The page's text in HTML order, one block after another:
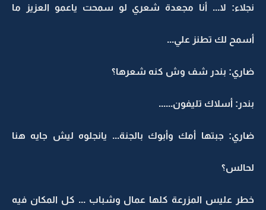
نجلاء: لا... أنا مجعدة شعري لو سمحت ياعمو العزيز ما
أسمح لك تطنز علي...
ضاري: بندر شف وش كنه شعرها؟
بندر: أسلاك تليفون......
ضاري: جبتها أمك وأبوك بالجنة... يانجلوه ليش جايه هنا
لحالس؟
خطر عليس المزرعة كلها عمال وشباب ... كل المكان فيه